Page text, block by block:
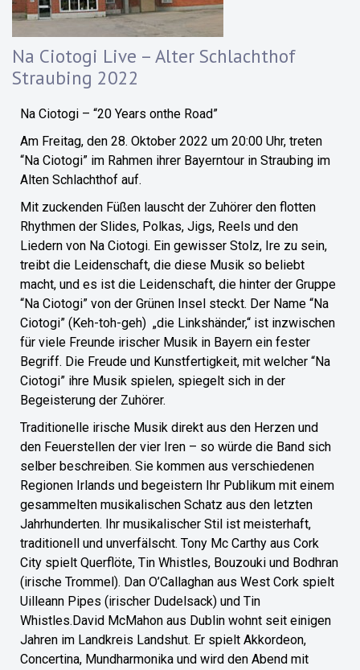
Na Ciotogi Live – Alter Schlachthof
Straubing 2022
Na Ciotogi – “20 Years onthe Road”
Am Freitag, den 28. Oktober 2022 um 20:00 Uhr, treten
“Na Ciotogi” im Rahmen ihrer Bayerntour in Straubing im
Alten Schlachthof auf.
Mit zuckenden Füßen lauscht der Zuhörer den flotten
Rhythmen der Slides, Polkas, Jigs, Reels und den
Liedern von Na Ciotogi. Ein gewisser Stolz, Ire zu sein,
treibt die Leidenschaft, die diese Musik so beliebt
macht, und es ist die Leidenschaft, die hinter der Gruppe
“Na Ciotogi” von der Grünen Insel steckt. Der Name “Na
Ciotogi” (Keh-toh-geh) „die Linkshänder,“ ist inzwischen
für viele Freunde irischer Musik in Bayern ein fester
Begriff. Die Freude und Kunstfertigkeit, mit welcher “Na
Ciotogi” ihre Musik spielen, spiegelt sich in der
Begeisterung der Zuhörer.
Traditionelle irische Musik direkt aus den Herzen und
den Feuerstellen der vier Iren – so würde die Band sich
selber beschreiben. Sie kommen aus verschiedenen
Regionen Irlands und begeistern Ihr Publikum mit einem
gesammelten musikalischen Schatz aus den letzten
Jahrhunderten. Ihr musikalischer Stil ist meisterhaft,
traditionell und unverfälscht. Tony Mc Carthy aus Cork
City spielt Querflöte, Tin Whistles, Bouzouki und Bodhran
(irische Trommel). Dan O’Callaghan aus West Cork spielt
Uilleann Pipes (irischer Dudelsack) und Tin
Whistles.David McMahon aus Dublin wohnt seit einigen
Jahren im Landkreis Landshut. Er spielt Akkordeon,
Concertina, Mundharmonika und wird den Abend mit